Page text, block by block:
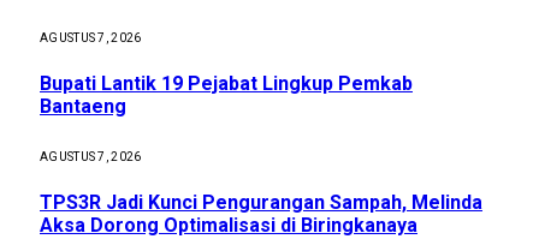
AGUSTUS 7, 2026
Bupati Lantik 19 Pejabat Lingkup Pemkab
Bantaeng
AGUSTUS 7, 2026
TPS3R Jadi Kunci Pengurangan Sampah, Melinda
Aksa Dorong Optimalisasi di Biringkanaya